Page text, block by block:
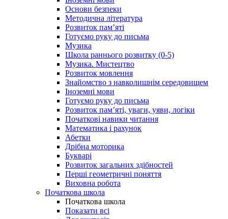
Основи безпеки
Методична література
Розвиток пам’яті
Готуємо руку до письма
Музика
Школа раннього розвитку (0-5)
Музика. Мистецтво
Розвиток мовлення
Знайомство з навколишнім середовищем
Іноземні мови
Готуємо руку до письма
Розвиток пам’яті, уваги, уяви, логіки
Початкові навики читання
Математика і рахунок
Абетки
Дрібна моторика
Букварі
Розвиток загальних здібностей
Перші геометричні поняття
Виховна робота
Початкова школа
Початкова школа
Показати всі